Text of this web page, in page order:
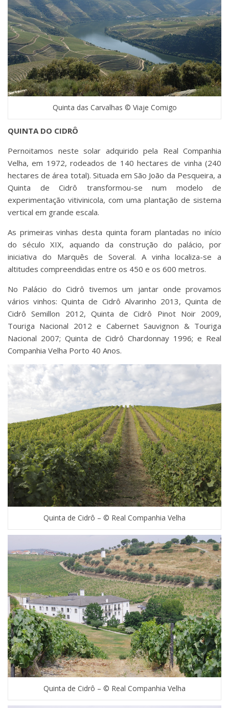
Quinta das Carvalhas © Viaje Comigo
QUINTA DO CIDRÔ
Pernoitamos neste solar adquirido pela Real Companhia
Velha, em 1972, rodeados de 140 hectares de vinha (240
hectares de área total). Situada em São João da Pesqueira, a
Quinta de Cidrô transformou-se num modelo de
experimentação vitivinicola, com uma plantação de sistema
vertical em grande escala.
As primeiras vinhas desta quinta foram plantadas no início
do século XIX, aquando da construção do palácio, por
iniciativa do Marquês de Soveral. A vinha localiza-se a
altitudes compreendidas entre os 450 e os 600 metros.
No Palácio do Cidrô tivemos um jantar onde provamos
vários vinhos: Quinta de Cidrô Alvarinho 2013, Quinta de
Cidrô Semillon 2012, Quinta de Cidrô Pinot Noir 2009,
Touriga Nacional 2012 e Cabernet Sauvignon & Touriga
Nacional 2007; Quinta de Cidrô Chardonnay 1996; e Real
Companhia Velha Porto 40 Anos.
Quinta de Cidrô – © Real Companhia Velha
Quinta de Cidrô – © Real Companhia Velha